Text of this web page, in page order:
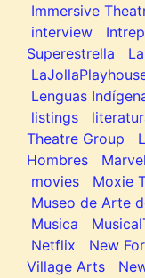
Immersive
interview
Superestrella
Lenguas
listings
Theatre Group
Hombres
Marvel
movies
Moxie
Museo de Arte
Musica
Netflix
New
Village Arts